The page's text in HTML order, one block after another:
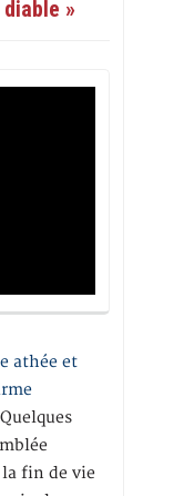
»
athée et
Quelques
fin de vie